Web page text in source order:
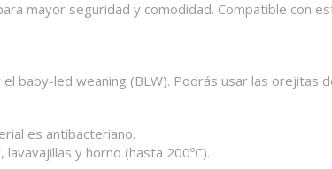
mayor seguridad y comodidad. Compatible con
baby-led weaning (BLW). Podrás usar las orejitas
es antibacteriano.
y horno (hasta 200ºC).